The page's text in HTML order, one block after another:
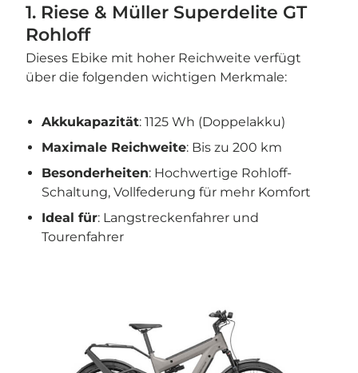
1. Riese & Müller Superdelite GT
Rohloff
Dieses Ebike mit hoher Reichweite verfügt
über die folgenden wichtigen Merkmale:
Akkukapazität: 1125 Wh (Doppelakku)
Maximale Reichweite: Bis zu 200 km
Besonderheiten: Hochwertige Rohloff-
Schaltung, Vollfederung für mehr Komfort
Ideal für: Langstreckenfahrer und
Tourenfahrer